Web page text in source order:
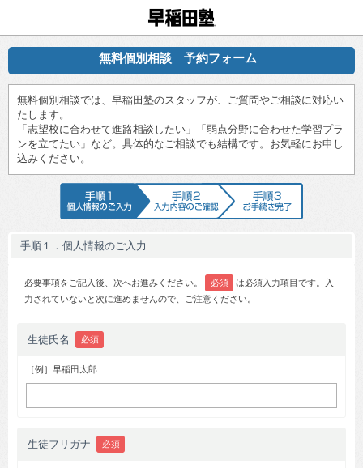
無料個別相談 予約フォーム
無料個別相談では、早稲田塾のスタッフが、ご質問やご相談に対応い
たします。
「志望校に合わせて進路相談したい」「弱点分野に合わせた学習プラ
ンを立てたい」など。具体的なご相談でも結構です。お気軽にお申し
込みください。
手順1 個人情報のご入力手順2 入力内容のご確認
手順１．個人情報のご入力
必要事項をご記入後、次へお進みください。 必須
は必須入力項目です。入
力されていないと次に進めませんので、ご注意ください。
生徒氏名 必須
［例］早稲田太郎
生徒フリガナ 必須